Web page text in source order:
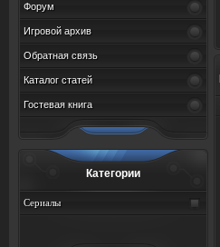
Форум
Игровой архив
Обратная связь
Каталог статей
Гостевая книга
Категории
Сериалы